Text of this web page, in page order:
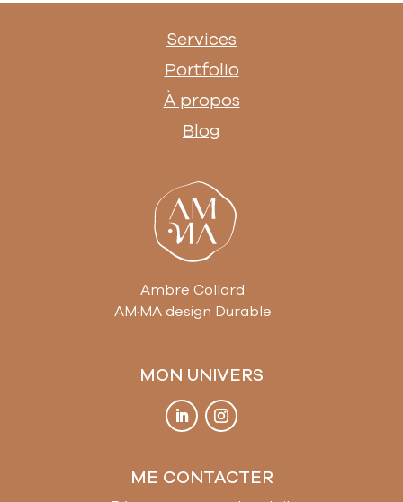
Services
Portfolio
À propos
Blog
Ambre Collard
AM·MA design Durable
MON UNIVERS
ME CONTACTER